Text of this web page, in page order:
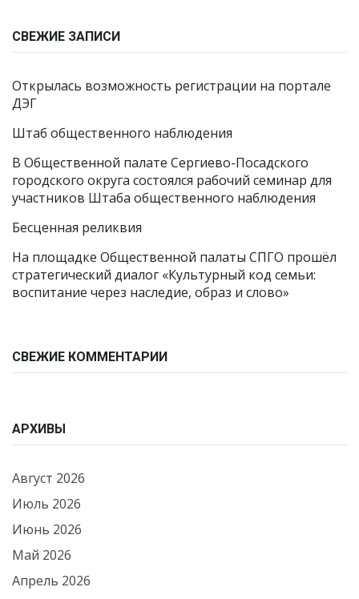
СВЕЖИЕ ЗАПИСИ
Открылась возможность регистрации на портале
ДЭГ
Штаб общественного наблюдения
В Общественной палате Сергиево-Посадского
городского округа состоялся рабочий семинар для
участников Штаба общественного наблюдения
Бесценная реликвия
На площадке Общественной палаты СПГО прошёл
стратегический диалог «Культурный код семьи:
воспитание через наследие, образ и слово»
СВЕЖИЕ КОММЕНТАРИИ
АРХИВЫ
Август 2026
Июль 2026
Июнь 2026
Май 2026
Апрель 2026